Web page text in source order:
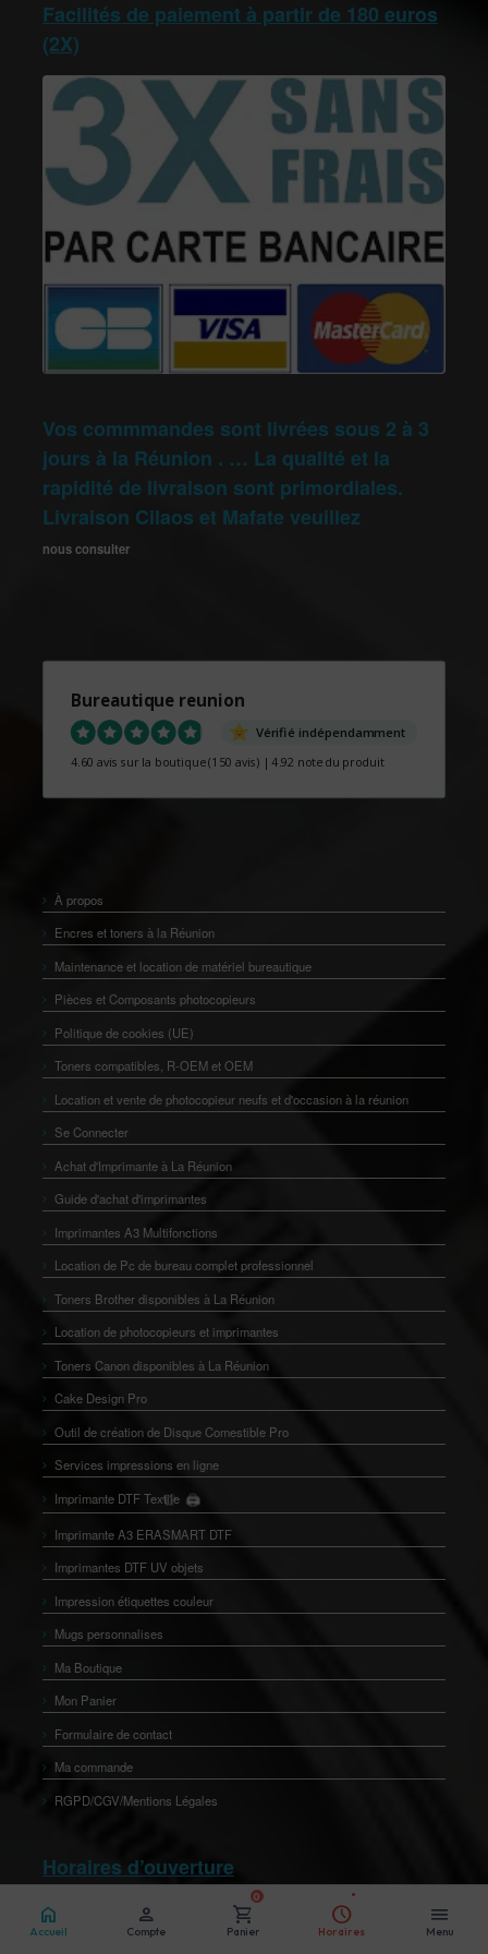
Facilités de paiement à partir de 180 euros
(2X)
Vos commmandes sont livrées sous 2 à 3
jours à la Réunion . … La qualité et la
rapidité de livraison sont primordiales.
Livraison Cilaos et Mafate veuillez
nous consulter
Bureautique reunion
Vérifié indépendamment
4.60 avis sur la boutique(150 avis) |4.92 note du produit
À propos
Encres et toners à la Réunion
Maintenance et location de matériel bureautique
Pièces et Composants photocopieurs
Politique de cookies (UE)
Toners compatibles, R-OEM et OEM
Location et vente de photocopieur neufs et d'occasion à la réunion
Se Connecter
Achat d'Imprimante à La Réunion
Guide d'achat d'imprimantes
Imprimantes A3 Multifonctions
Location de Pc de bureau complet professionnel
Toners Brother disponibles à La Réunion
Location de photocopieurs et imprimantes
Toners Canon disponibles à La Réunion
Cake Design Pro
Outil de création de Disque Comestible Pro
Services impressions en ligne
Imprimante DTF Textile 🖨️
👕
Imprimante A3 ERASMART DTF
Imprimantes DTF UV objets
Impression étiquettes couleur
Mugs personnalises
Ma Boutique
Mon Panier
Formulaire de contact
Ma commande
RGPD/CGV/Mentions Légales
Horaires d’ouverture
Lundi:
home
Accueil
person
Compte
shopping_cart
0
Panier
schedule
Horaires
menu
Menu